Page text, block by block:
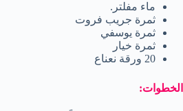
ماء مفلتر.
ثمرة جريب فروت
ثمرة يوسفي
ثمرة خيار
20 ورقة نعناع
الخطوات: